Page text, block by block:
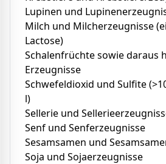
Lupinen und
Milch und Milcherzeugnisse
Lactose)
Schalenfrüchte sowie daraus
Erzeugnisse
Schwefeldioxid und Sulfite
l)
Sellerie und
Senf und Senferzeugnisse
Sesamsamen und
Soja und Sojaerzeugnisse